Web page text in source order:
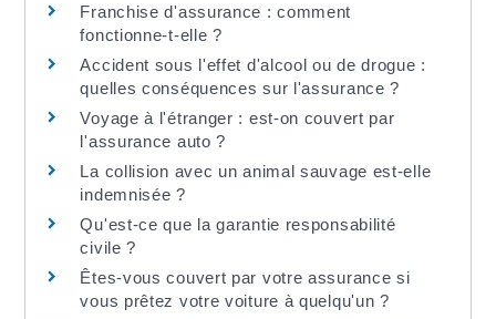
Franchise d'assurance : comment
fonctionne-t-elle ?
Accident sous l'effet d'alcool ou de drogue :
quelles conséquences sur l'assurance ?
Voyage à l'étranger : est-on couvert par
l'assurance auto ?
La collision avec un animal sauvage est-elle
indemnisée ?
Qu'est-ce que la garantie responsabilité
civile ?
Êtes-vous couvert par votre assurance si
vous prêtez votre voiture à quelqu'un ?